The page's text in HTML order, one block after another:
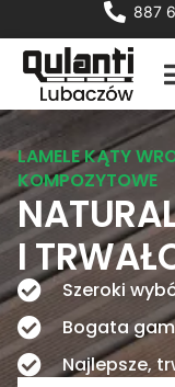
887
LAMELE KĄTY
KOMPOZYTOWE
I
Szeroki
Bogata
Najlepsze,